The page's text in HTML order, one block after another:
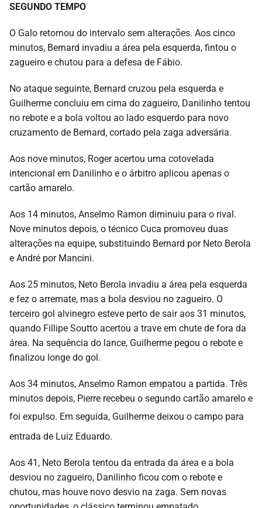
SEGUNDO TEMPO
O Galo retornou do intervalo sem alterações. Aos cinco
minutos, Bernard invadiu a área pela esquerda, fintou o
zagueiro e chutou para a defesa de Fábio.
No ataque seguinte, Bernard cruzou pela esquerda e
Guilherme concluiu em cima do zagueiro, Danilinho tentou
no rebote e a bola voltou ao lado esquerdo para novo
cruzamento de Bernard, cortado pela zaga adversária.
Aos nove minutos, Roger acertou uma cotovelada
intencional em Danilinho e o árbitro aplicou apenas o
cartão amarelo.
Aos 14 minutos, Anselmo Ramon diminuiu para o rival.
Nove minutos depois, o técnico Cuca promoveu duas
alterações na equipe, substituindo Bernard por Neto Berola
e André por Mancini.
Aos 25 minutos, Neto Berola invadiu a área pela esquerda
e fez o arremate, mas a bola desviou no zagueiro. O
terceiro gol alvinegro esteve perto de sair aos 31 minutos,
quando Fillipe Soutto acertou a trave em chute de fora da
área. Na sequência do lance, Guilherme pegou o rebote e
finalizou longe do gol.
Aos 34 minutos, Anselmo Ramon empatou a partida. Três
minutos depois, Pierre recebeu o segundo cartão amarelo e
foi expulso. Em seguida, Guilherme deixou o campo para
entrada de Luiz Eduardo.
Aos 41, Neto Berola tentou da entrada da área e a bola
desviou no zagueiro, Danilinho ficou com o rebote e
chutou, mas houve novo desvio na zaga. Sem novas